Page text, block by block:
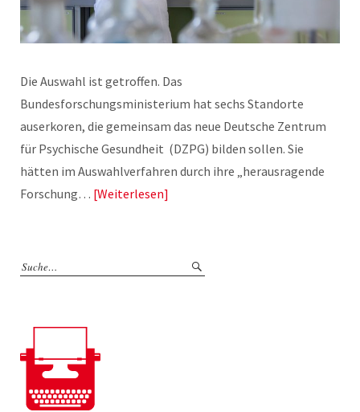
Die Auswahl ist getroffen. Das
Bundesforschungsministerium hat sechs Standorte
auserkoren, die gemeinsam das neue Deutsche Zentrum
für Psychische Gesundheit (DZPG) bilden sollen. Sie
hätten im Auswahlverfahren durch ihre „herausragende
Forschung… Weiterlesen